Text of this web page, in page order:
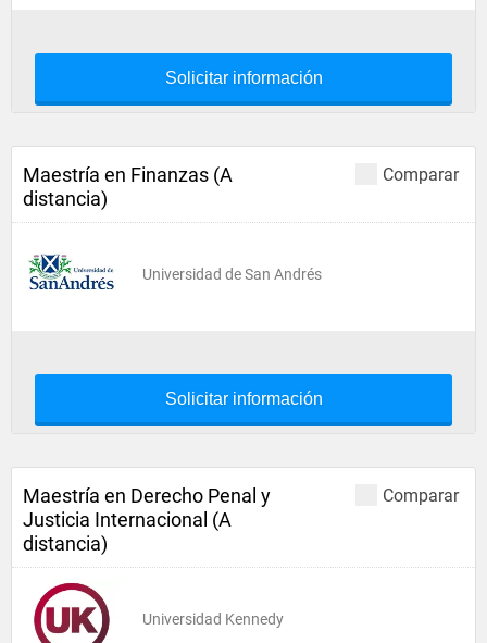
Solicitar información
Comparar
Maestría en Finanzas (A
distancia)
Universidad de San Andrés
Solicitar información
Comparar
Maestría en Derecho Penal y
Justicia Internacional (A
distancia)
Universidad Kennedy